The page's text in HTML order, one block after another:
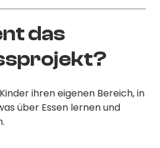
das
ihren eigenen Bereich, in
über Essen lernen und